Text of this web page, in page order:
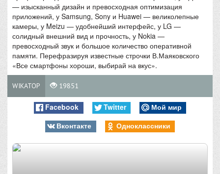
— изысканный дизайн и превосходная оптимизация
приложений, у Samsung, Sony и Huawei — великолепные
камеры, у Meizu — удобнейший интерфейс, у LG —
солидный внешний вид и прочность, у Nokia —
превосходный звук и большое количество оперативной
памяти. Перефразируя известные строчки В.Маяковского
«Все смартфоны хороши, выбирай на вкус».
WIKATOP 19851
Facebook Twitter
Мой мир
Вконтакте
Одноклассники